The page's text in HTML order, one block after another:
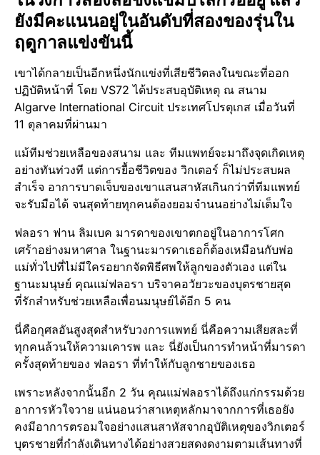
ยังมีคะแนนอยู่ในอันดับ​ที่​สองของรุ่นใน
ฤดูกาล​แข่งขัน​นี้
เขาได้กลายเป็นอีกหนึ่งนักแข่งที่เสียชีวิต​ลงในขณะที่​ออก
ปฏิบัติหน้าที่ โดย VS72 ได้ประสบอุบัติเหตุ​ ณ สนาม
Algarve International Circuit​ ประเทศ​โปรตุเกส​ เมื่อวันที่
11 ตุลาคมที่ผ่านมา
แม้ทีมช่วยเหลือของสนาม และ ทีมแพทย์จะมาถึงจุดเกิดเหตุ​
อย่างทันท่วงที แต่การยื้อชีวิตของ วิกเตอร์​ ก็ไม่ประสบผล
สำเร็จ​ อาการ​บาดเจ็บ​ของเขาแสนสาหัสเกินกว่าที่ทีมแพทย์​
จะรับมือได้ จนสุดท้ายทุกคนต้องยอมจำนนอย่างไม่เต็มใจ​
ฟลอรา ฟาน ลิมเบค มารดาของเขาตกอยู่ในอาการโศก
เศร้า​อย่างมหาศาล​ ในฐานะมารดาเธอก็ต้องเหมือนกับพ่อ
แม่ทั่วไปที่ไม่มีใครอยากจัดพิธีศพให้ลูกของตัวเอง แต่ใน
ฐานะมนุษย์​ คุณแม่ฟลอรา บริจาค​อวัยวะ​ของบุตรชายสุด
ที่รักสำหรับช่วยเหลือเพื่อนมนุษย์​ได้อีก 5 คน
นี่คือกุศล​อันสูงสุด​สำหรับวงการแพทย์​ นี่คือความเสียสละที่
ทุกคนล้วนให้ความเคารพ และ นี่ยังเป็นการทำหน้าที่มารดา
ครั้งสุดท้ายของ ฟลอรา ที่ทำให้กับลูกชายของเธอ
เพราะหลังจากนั้นอีก 2 วัน คุณแม่ฟลอราได้ถึงแก่กรรมด้วย
อาการหัวใจวาย แน่นอนว่าสาเหตุ​หลักมาจากการที่เธอยัง
คงมีอาการตรอมใจอย่างแสนสาหัส​จากอุบัติเหตุ​ของวิกเตอร์
บุตรชายที่กำลังเดินทางได้อย่างสวยสดงดงามตามเส้นทางที่